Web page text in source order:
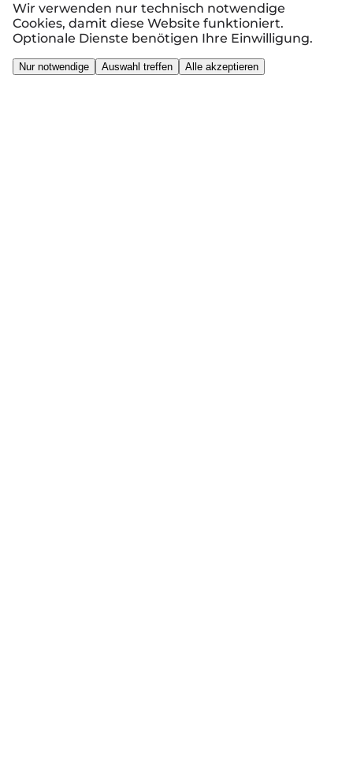
Wir verwenden nur technisch notwendige
Cookies, damit diese Website funktioniert.
Optionale Dienste benötigen Ihre Einwilligung.
Nur notwendige Auswahl treffen Alle akzeptieren